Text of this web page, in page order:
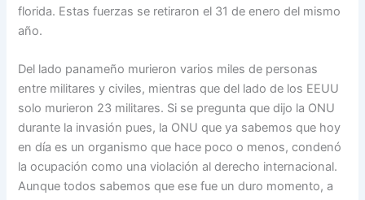
florida. Estas fuerzas se retiraron el 31 de enero del mismo
año.
Del lado panameño murieron varios miles de personas
entre militares y civiles, mientras que del lado de los EEUU
solo murieron 23 militares. Si se pregunta que dijo la ONU
durante la invasión pues, la ONU que ya sabemos que hoy
en día es un organismo que hace poco o menos, condenó
la ocupación como una violación al derecho internacional.
Aunque todos sabemos que ese fue un duro momento, a